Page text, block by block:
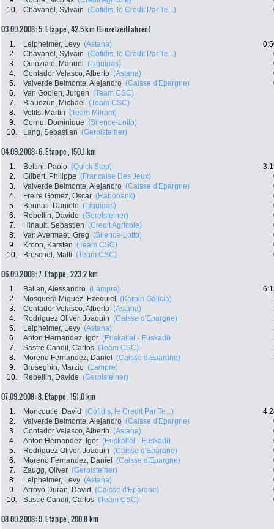
10.
Chavanel, Sylvain (Cofidis, le Credit Par Te...)
03.09.2008: 5. Etappe , 42.5 km (Einzelzeitfahren)
1. Leipheimer, Levy (Astana)
2.
Chavanel, Sylvain (Cofidis, le Credit Par Te...)
3.
Quinziato, Manuel (Liquigas)
4.
Contador Velasco, Alberto (Astana)
5.
Valverde Belmonte, Alejandro (Caisse d'Epargne)
6.
Van Goolen, Jurgen (Team CSC)
7.
Blaudzun, Michael (Team CSC)
8.
Velits, Martin (Team Milram)
9.
Cornu, Dominique (Silence-Lotto)
10.
Lang, Sebastian (Gerolsteiner)
04.09.2008: 6. Etappe , 150.1 km
1. Bettini, Paolo (Quick Step)
2.
Gilbert, Philippe (Francaise Des Jeux)
3.
Valverde Belmonte, Alejandro (Caisse d'Epargne)
4.
Freire Gomez, Oscar (Rabobank)
5.
Bennati, Daniele (Liquigas)
6.
Rebellin, Davide (Gerolsteiner)
7.
Hinault, Sebastien (Credit Agricole)
8.
Van Avermaet, Greg (Silence-Lotto)
9.
Kroon, Karsten (Team CSC)
10.
Breschel, Matti (Team CSC)
06.09.2008: 7. Etappe , 223.2 km
1. Ballan, Alessandro (Lampre)
2.
Mosquera Miguez, Ezequiel (Karpin Galicia)
3.
Contador Velasco, Alberto (Astana)
4.
Rodriguez Oliver, Joaquin (Caisse d'Epargne)
5.
Leipheimer, Levy (Astana)
6.
Anton Hernandez, Igor (Euskaltel - Euskadi)
7.
Sastre Candil, Carlos (Team CSC)
8.
Moreno Fernandez, Daniel (Caisse d'Epargne)
9.
Bruseghin, Marzio (Lampre)
10.
Rebellin, Davide (Gerolsteiner)
07.09.2008: 8. Etappe , 151.0 km
1. Moncoutie, David (Cofidis, le Credit Par Te...)
2.
Valverde Belmonte, Alejandro (Caisse d'Epargne)
3.
Contador Velasco, Alberto (Astana)
4.
Anton Hernandez, Igor (Euskaltel - Euskadi)
5.
Rodriguez Oliver, Joaquin (Caisse d'Epargne)
6.
Moreno Fernandez, Daniel (Caisse d'Epargne)
7.
Zaugg, Oliver (Gerolsteiner)
8.
Leipheimer, Levy (Astana)
9.
Arroyo Duran, David (Caisse d'Epargne)
10.
Sastre Candil, Carlos (Team CSC)
08.09.2008: 9. Etappe , 200.8 km